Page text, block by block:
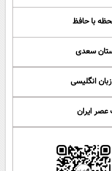
با حافظ
سعدی
انگلیسی
عصر ایران